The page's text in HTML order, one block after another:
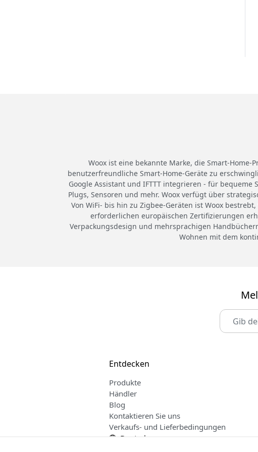
Woox ist eine bekannte Marke, die Smart-
benutzerfreundliche Smart-Home-Geräte zu
Google Assistant und IFTTT integrieren - für
Plugs, Sensoren und mehr. Woox verfügt über
Von WiFi- bis hin zu Zigbee-Geräten ist Woox
erforderlichen europäischen Zertifizierungen
Verpackungsdesign und mehrsprachigen
Wohnen mit dem
Entdecken
Produkte
Händler
Blog
Kontaktieren Sie uns
Verkaufs- und Lieferbedingungen
Deutsch